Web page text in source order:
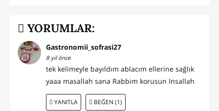
YORUMLAR:
Gastronomii_sofrasi27
8 yıl önce
tek kelimeyle bayıldım ablacım ellerine sağlık
yaaa masallah sana Rabbim korusun Insallah
YANITLA BEĞEN (1)